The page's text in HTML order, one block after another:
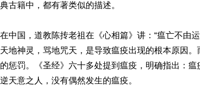
典古籍中，都有著类似的描述。
在中国，道教陈抟老祖在《心相篇》讲：“瘟亡不由
天地神灵，骂地咒天，是导致瘟疫出现的根本原因
的惩罚。《圣经》六十多处提到瘟疫，明确指出：
逆天意之人，没有偶然发生的瘟疫。